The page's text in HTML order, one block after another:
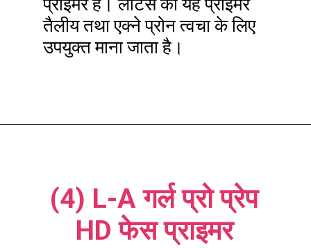
तैलीय तथा एक्ने प्रोन त्वचा के लिए
उपयुक्त माना जाता है।
(4) L-A गर्ल प्रो प्रेप
HD फेस प्राइमर